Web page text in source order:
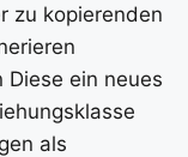
zu kopierenden
ein neues
als